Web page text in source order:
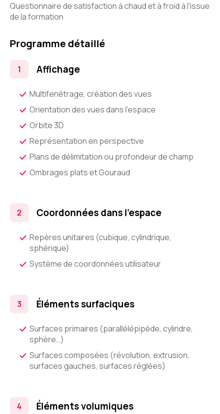
Questionnaire de satisfaction à chaud et à froid à l'issue
de la formation
Programme détaillé
Affichage
Multifenêtrage, création des vues
Orientation des vues dans l'espace
Orbite 3D
Représentation en perspective
Plans de délimitation ou profondeur de champ
Ombrages plats et Gouraud
Coordonnées dans l'espace
Repères unitaires (cubique, cylindrique,
sphérique)
Système de coordonnées utilisateur
Éléments surfaciques
Surfaces primaires (parallélépipède, cylindre,
sphère…)
Surfaces composées (révolution, extrusion,
surfaces gauches, surfaces réglées)
Éléments volumiques